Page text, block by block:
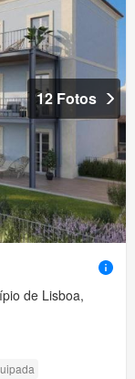
12 Fotos
de Lisboa,